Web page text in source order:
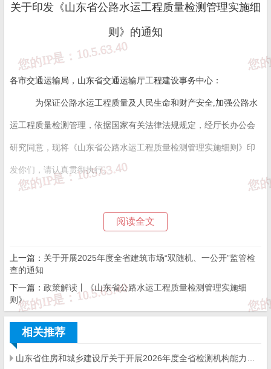
关于印发《山东省公路水运工程质量检测管理实施细
则》的通知
各市交通运输局，山东省交通运输厅工程建设事务中心：
为保证公路水运工程质量及人民生命和财产安全,加强公路水
运工程质量检测管理，依据国家有关法律法规规定，经厅长办公会
研究同意，现将《山东省公路水运工程质量检测管理实施细则》印
发你们，请认真贯彻执行。
山东省公路水运工程质量检测管理实施细则
第一条 为加强公路水运工程质量检测管理，保证公路水运工
阅读全文
上一篇： 关于开展2025年度全省建筑市场“双随机、一公开”监管检
查的通知
下一篇： 政策解读丨《山东省公路水运工程质量检测管理实施细
则》
相关推荐